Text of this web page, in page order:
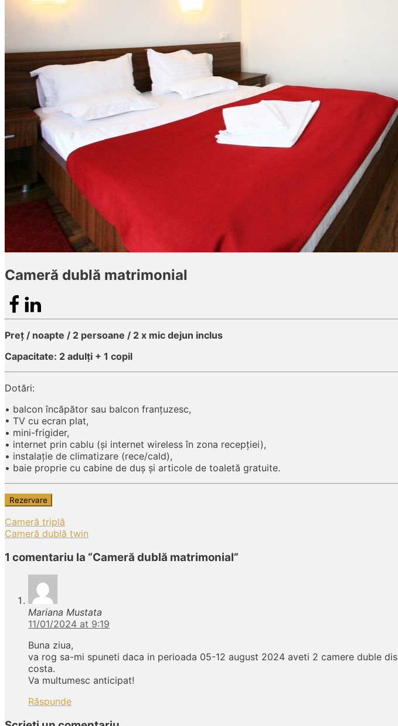
Cameră dublă matrimonial
Preț / noapte / 2 persoane / 2 x mic dejun inclus
Capacitate: 2 adulți + 1 copil
Dotări:
• balcon încăpător sau balcon franțuzesc,
• TV cu ecran plat,
• mini-frigider,
• internet prin cablu (și internet wireless în zona recepției),
• instalație de climatizare (rece/cald),
• baie proprie cu cabine de duș și articole de toaletă gratuite.
Rezervare
Post
navigation
Cameră triplă
Cameră dublă twin
1 comentariu la “Cameră dublă matrimonial”
Mariana Mustata
11/01/2024 at 9:19
Buna ziua,
va rog sa-mi spuneti daca in perioada 05-12 august 2024 aveti 2 camere duble
costa.
Va multumesc anticipat!
Răspunde